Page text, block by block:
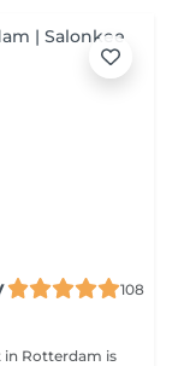
108
in Rotterdam is